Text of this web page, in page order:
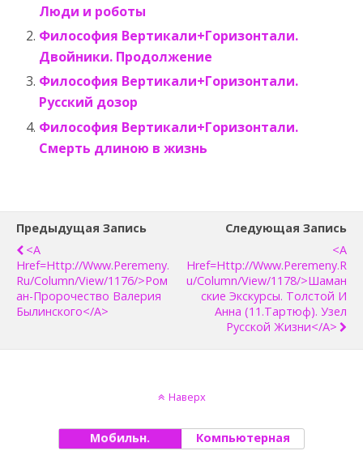
Люди и роботы
Философия Вертикали+Горизонтали.
Двойники. Продолжение
Философия Вертикали+Горизонтали.
Русский дозор
Философия Вертикали+Горизонтали.
Смерть длиною в жизнь
Предыдущая Запись
<a
Href=http://www.peremeny.
Ru/column/view/1176/>Ром
Ан-Пророчество Валерия
Былинского</a>
Следующая Запись
<a
Href=http://www.peremeny.r
U/column/view/1178/>Шаман
Ские Экскурсы. Толстой И
Анна (11.Тартюф). Узел
Русской Жизни</a>
Наверх
Мобильн. Компьютерная